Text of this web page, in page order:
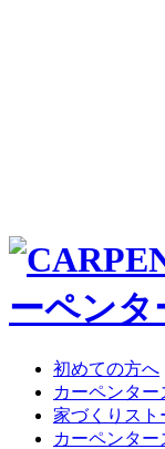
初めての方へ
カーペンター
家づくりスト
カーペンタ